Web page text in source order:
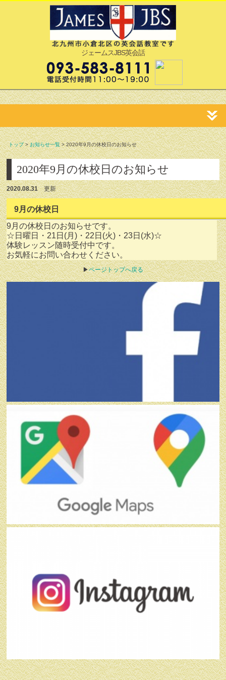
ジェームスJBS英会話
トップ>お知らせ一覧> 2020年9月の休校日のお知らせ
2020年9月の休校日のお知らせ
2020.08.31更新
9月の休校日
9月の休校日のお知らせです。
☆日曜日・21日(月)・22日(火)・23日(水)☆
体験レッスン随時受付中です。
お気軽にお問い合わせください。
▶ページトップへ戻る